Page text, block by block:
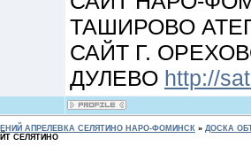
ТАШИРОВО
САЙТ Г.
ДУЛЕВО http://
АПРЕЛЕВКА СЕЛЯТИНО НАРО-ФОМИНСК » ДОСКА
СЕЛЯТИНО